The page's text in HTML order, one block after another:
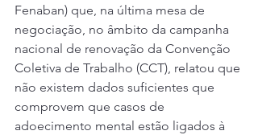
Fenaban) que, na última mesa de
negociação, no âmbito da campanha
nacional de renovação da Convenção
Coletiva de Trabalho (CCT), relatou que
não existem dados suficientes que
comprovem que casos de
adoecimento mental estão ligados à